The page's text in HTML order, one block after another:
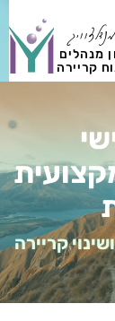
מנהלים
קריירה
קריירה